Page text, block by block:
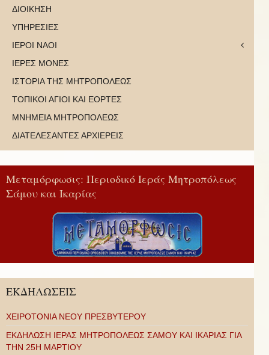
ΔΙΟΙΚΗΣΗ
ΥΠΗΡΕΣΙΕΣ
ΙΕΡΟΙ ΝΑΟΙ
ΙΕΡΕΣ ΜΟΝΕΣ
ΙΣΤΟΡΙΑ ΤΗΣ ΜΗΤΡΟΠΟΛΕΩΣ
ΤΟΠΙΚΟΙ ΑΓΙΟΙ ΚΑΙ ΕΟΡΤΕΣ
ΜΝΗΜΕΙΑ ΜΗΤΡΟΠΟΛΕΩΣ
ΔΙΑΤΕΛΕΣΑΝΤΕΣ ΑΡΧΙΕΡΕΙΣ
Μεταμόρφωσις: Περιοδικό Ιεράς Μητροπόλεως
Σάμου και Ικαρίας
ΕΚΔΗΛΩΣΕΙΣ
ΧΕΙΡΟΤΟΝΙΑ ΝΕΟΥ ΠΡΕΣΒΥΤΕΡΟΥ
ΕΚΔΗΛΩΣΗ ΙΕΡΑΣ ΜΗΤΡΟΠΟΛΕΩΣ ΣΑΜΟΥ ΚΑΙ ΙΚΑΡΙΑΣ ΓΙΑ
ΤΗΝ 25Η ΜΑΡΤΙΟΥ